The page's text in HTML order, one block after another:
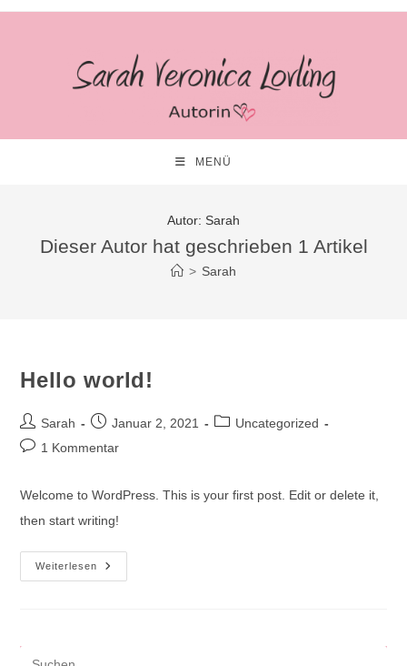
Zum
MENÜ
Autor: Sarah
Dieser Autor hat geschrieben 1 Artikel
> Sarah
Hello world!
Beitrags-
Autor:
Sarah
BeitragJanuar 2, 2021
Beitrags-
Uncategorized
Beitrags-
1 Kommentar
Welcome to WordPress. This is your first post. Edit or delete it,
then start writing!
Weiterlesen
Hello
World!